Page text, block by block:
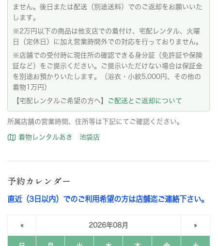
ません。後日または配送（別途送料）でのご返却をお願いいた
します。
※2万円以下の商品は他支店での着付け、宅配レンタル、火曜
日（定休日）に加え営業時間外での対応を行っておりません。
※店舗での受付時に現住所の確認できる身分証（免許証や保険
証など）をご提示ください。ご提示いただけない場合は保証金
を別途お預かりいたします。（浴衣・小紋5,000円、その他の
着物1万円）
【宅配レンタルご希望の方へ】
ご配送とご返却について
所属店舗の営業時間、住所等は下記にてご確認ください。
着物レンタルあき 池袋店
予約カレンダー
直近（3日以内）でのご利用希望の方は店舗迄ご連絡下さい。
« 2026年08月 »